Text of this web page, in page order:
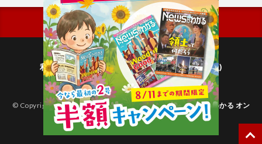
利用規約
プライバシーポリシー(毎日新聞出版)
個人情報について(毎日新聞社)
© Copyright 2026子どものためのニュース雑誌「ニュースがわかる オン
ライン」.